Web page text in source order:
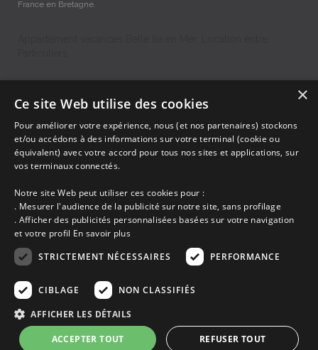
France en Bretagne.
Accueil
Dernières minutes
Promotions
Découvrir les départements bretons
Qui sommes-nous ?
Espace propriétaire
Blog
Conditions générales
Mentions légales
Politique cookies
En partenariat avec Clévacances des Côtes d'Armor et du Finistère,
et grille de critères nationales pour certifier la qualité des hébergements
touristiques. C'est aussi un réseau de proximité avec une visite tous les 4
×
Ce site Web utilise des cookies
Pour améliorer votre expérience, nous (et nos partenaires) stockons
et/ou accédons à des informations sur votre terminal (cookie ou
équivalent) avec votre accord pour tous nos sites et applications, sur
vos terminaux connectés.
Notre site Web peut utiliser ces cookies pour :
. Mesurer l'audience de la publicité sur notre site, sans profilage
. Afficher des publicités personnalisées basées sur votre navigation
et votre profil En savoir plus
STRICTEMENT NÉCESSAIRES
PERFORMANCE
CIBLAGE NON CLASSIFIÉS
AFFICHER LES DÉTAILS
ACCEPTER TOUT REFUSER TOUT